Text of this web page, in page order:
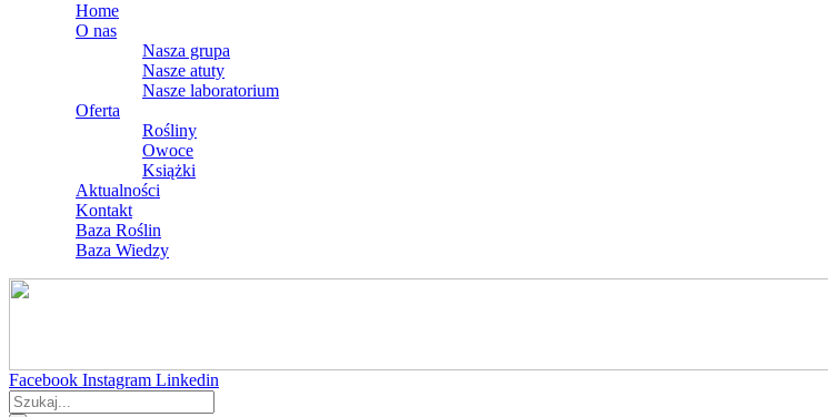
Home
O nas
Nasza grupa
Nasze atuty
Nasze laboratorium
Oferta
Rośliny
Owoce
Książki
Aktualności
Kontakt
Baza Roślin
Baza Wiedzy
Facebook Instagram Linkedin